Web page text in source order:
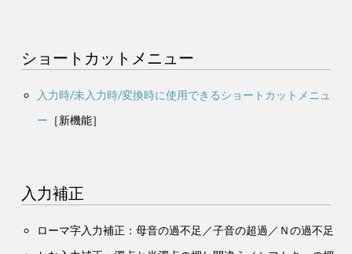
ショートカットメニュー
入力時/未入力時/変換時に使用できるショートカットメニュ
ー ［新機能］
入力補正
ローマ字入力補正：母音の過不足／子音の超過／Ｎの過不足